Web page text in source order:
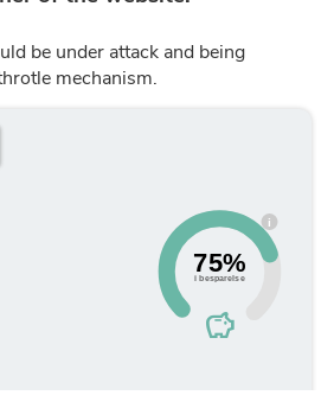
i
75%
i besparelse
savings